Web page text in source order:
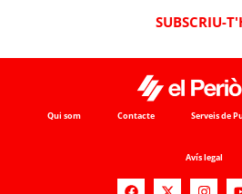
SUBSCRIU-
Qui som Contacte Serveis de
Avís legal